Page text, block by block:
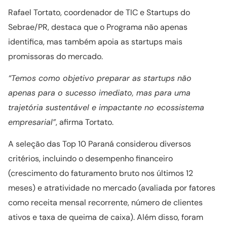
Rafael Tortato, coordenador de TIC e Startups do
Sebrae/PR, destaca que o Programa não apenas
identifica, mas também apoia as startups mais
promissoras do mercado.
“Temos como objetivo preparar as startups não
apenas para o sucesso imediato, mas para uma
trajetória sustentável e impactante no ecossistema
empresarial”, afirma Tortato.
A seleção das Top 10 Paraná considerou diversos
critérios, incluindo o desempenho financeiro
(crescimento do faturamento bruto nos últimos 12
meses) e atratividade no mercado (avaliada por fatores
como receita mensal recorrente, número de clientes
ativos e taxa de queima de caixa). Além disso, foram